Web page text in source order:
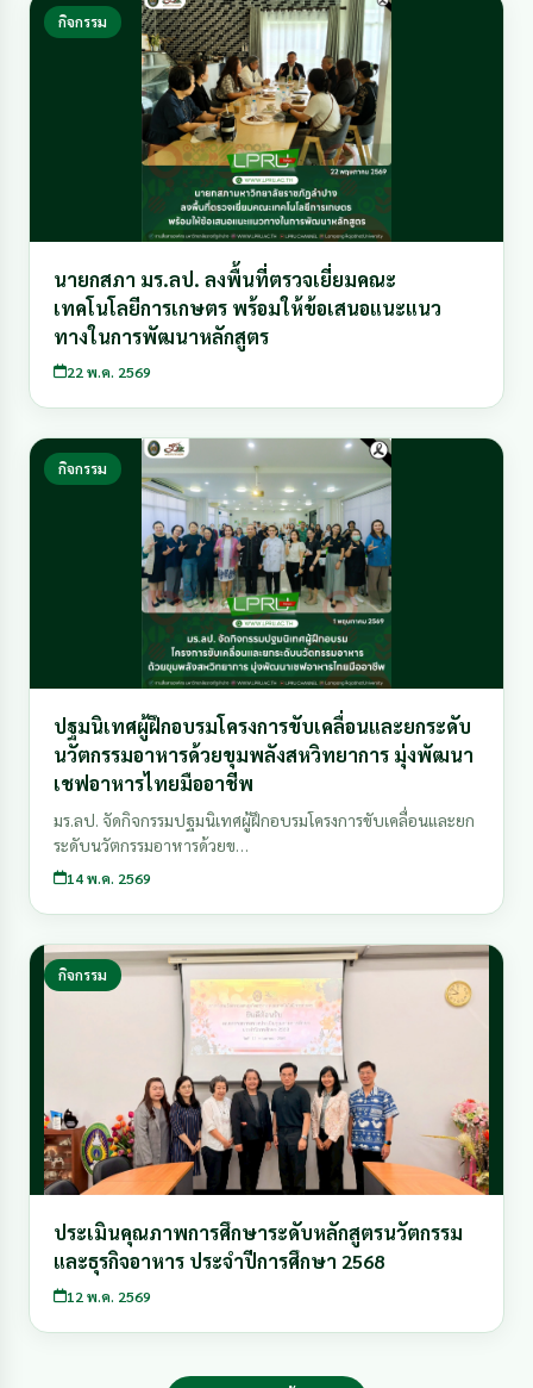
กิจกรรม
นายกสภา มร.ลป. ลงพื้นที่ตรวจเยี่ยมคณะ
เทคโนโลยีการเกษตร พร้อมให้ข้อเสนอแนะแนว
ทางในการพัฒนาหลักสูตร
22 พ.ค. 2569
กิจกรรม
ปฐมนิเทศผู้ฝึกอบรมโครงการขับเคลื่อนและยกระดับ
นวัตกรรมอาหารด้วยขุมพลังสหวิทยาการ มุ่งพัฒนา
เชฟอาหารไทยมืออาชีพ
มร.ลป. จัดกิจกรรมปฐมนิเทศผู้ฝึกอบรมโครงการขับเคลื่อนและยก
ระดับนวัตกรรมอาหารด้วยข…
14 พ.ค. 2569
กิจกรรม
ประเมินคุณภาพการศึกษาระดับหลักสูตรนวัตกรรม
และธุรกิจอาหาร ประจำปีการศึกษา 2568
12 พ.ค. 2569